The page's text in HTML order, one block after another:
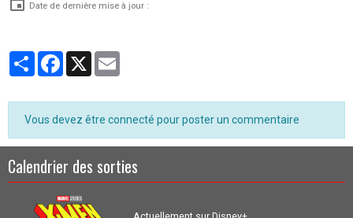
Date de dernière mise à jour :
PartagerFacebook
X
Vous devez être connecté pour poster un commentaire
Calendrier des sorties